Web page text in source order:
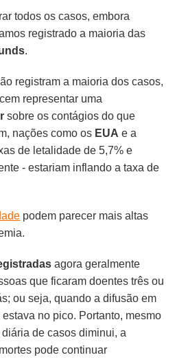
todos os casos, embora
registrado a maioria das
.
registram a maioria dos casos,
representar uma
sobre os contágios do que
nações como os EUA e a
de letalidade de 5,7% e
- estariam inflando a taxa de
podem parecer mais altas
agora geralmente
que ficaram doentes três ou
ou seja, quando a difusão em
no pico. Portanto, mesmo
de casos diminui, a
pode continuar